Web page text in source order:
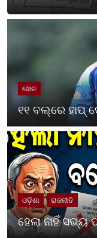
ଖେଳ
୧୧ ବଲ୍‌ରେ ହାପ୍
ଓଡ଼ିଶା ରାଜନୀତି
ହେଲା ନାହିଁ